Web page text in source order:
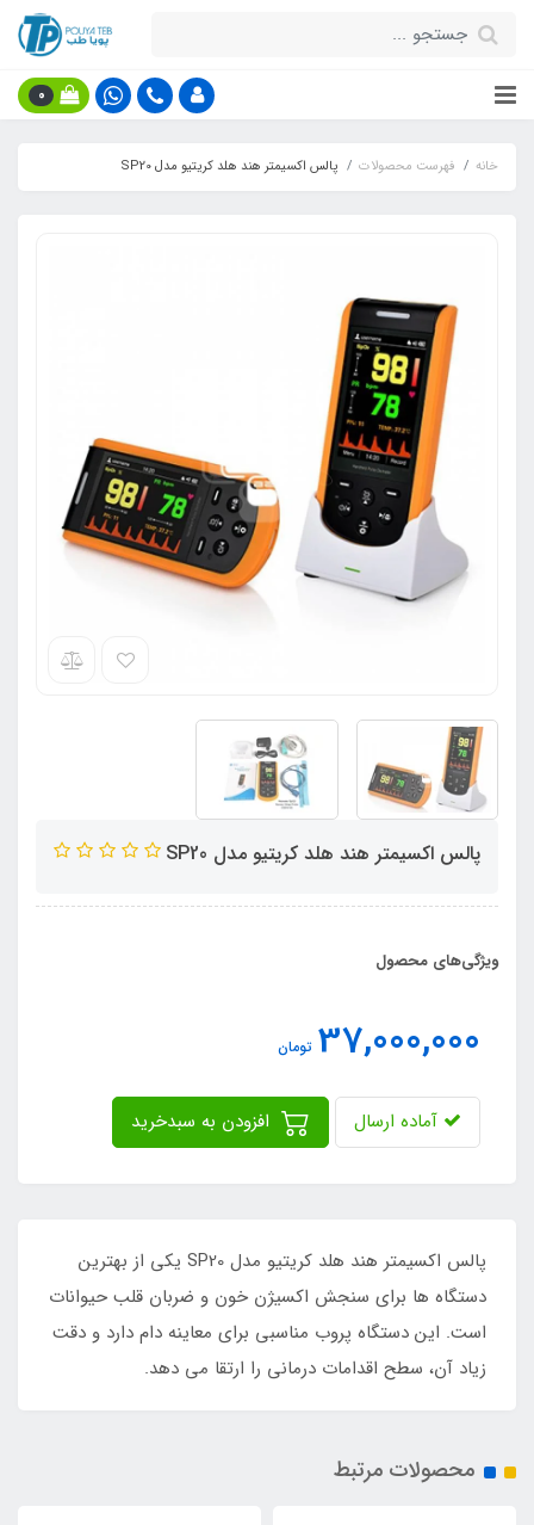
0
خانه فهرست محصولات پالس اکسیمتر هند هلد کریتیو مدل SP20
پالس اکسیمتر هند هلد کریتیو مدل SP20
ویژگی‌های محصول
37,000,000 تومان
آماده ارسال
پالس اکسیمتر هند هلد کریتیو مدل SP20 یکی از بهترین
دستگاه ها برای سنجش اکسیژن خون و ضربان قلب حیوانات
است. این دستگاه پروب مناسبی برای معاینه دام دارد و دقت
زیاد آن، سطح اقدامات درمانی را ارتقا می دهد.
محصولات مرتبط